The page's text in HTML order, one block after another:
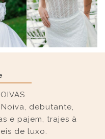
debutante,
e pajem, trajes à
de luxo.